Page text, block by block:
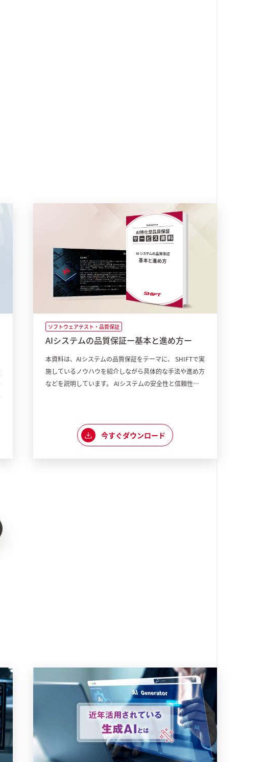
ソフトウェアテスト・品質保証
AIシステムの品質保証ー基本と進め方ー
本資料は、AIシステムの品質保証をテーマに、 SHIFTで実
施しているノウハウを紹介しながら具体的な手法や進め方
などを説明しています。 AIシステムの安全性と信頼性を
や社会問題の解決に大きく貢献します。ぜひご覧くださ
今すぐダウンロード